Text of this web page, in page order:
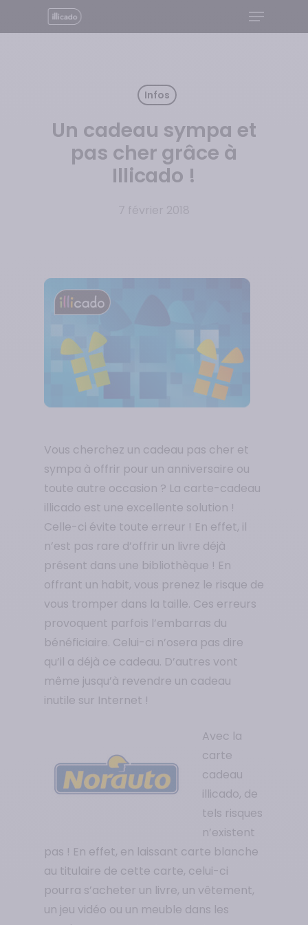
Menu
Infos
Un cadeau sympa et
pas cher grâce à
Illicado !
Vous cherchez un cadeau pas cher et
sympa à offrir pour un anniversaire ou
toute autre occasion ? La carte-cadeau
illicado est une excellente solution !
Celle-ci évite toute erreur ! En effet, il
n’est pas rare d’offrir un livre déjà
présent dans une bibliothèque ! En
offrant un habit, vous prenez le risque de
vous tromper dans la taille. Ces erreurs
provoquent parfois l’embarras du
bénéficiaire. Celui-ci n’osera pas dire
qu’il a déjà ce cadeau. D’autres vont
même jusqu’à revendre un cadeau
inutile sur Internet !
Avec la
carte
cadeau
illicado, de
tels risques
n’existent
pas ! En effet, en laissant carte blanche
au titulaire de cette carte, celui-ci
pourra s’acheter un livre, un vêtement,
un jeu vidéo ou un meuble dans les